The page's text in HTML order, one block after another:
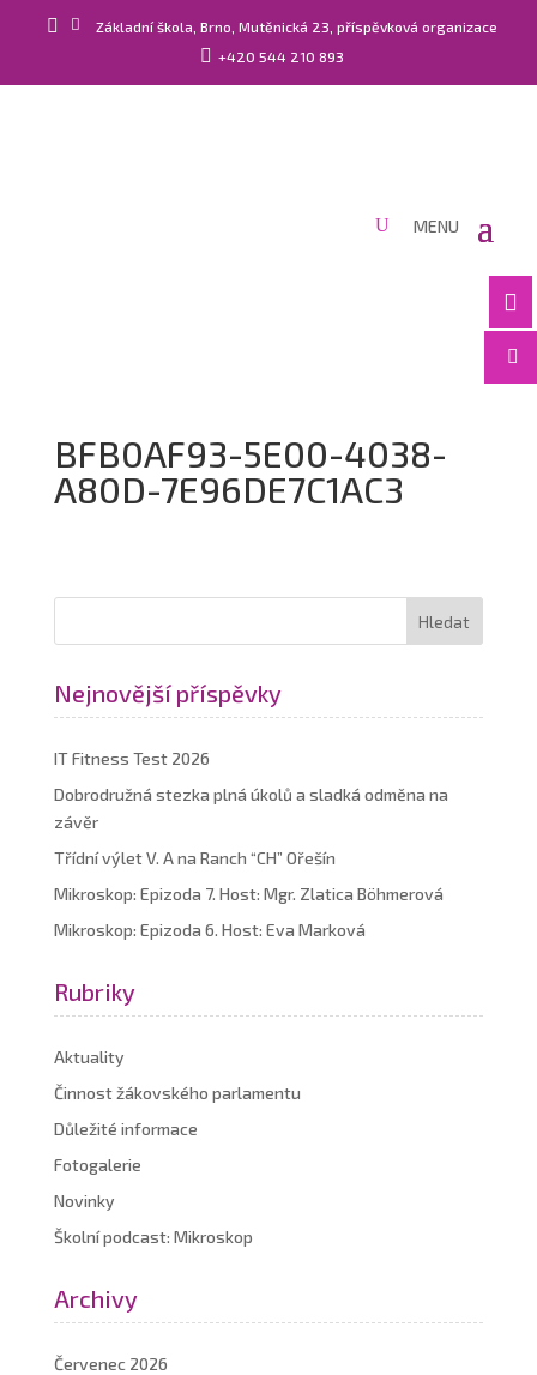
  Základní škola, Brno, Mutěnická 23, příspěvková organizace
 +420 544 210 893


BFB0AF93-5E00-4038-
A80D-7E96DE7C1AC3
Nejnovější příspěvky
IT Fitness Test 2026
Dobrodružná stezka plná úkolů a sladká odměna na
závěr
Třídní výlet V. A na Ranch “CH” Ořešín
Mikroskop: Epizoda 7. Host: Mgr. Zlatica Böhmerová
Mikroskop: Epizoda 6. Host: Eva Marková
Rubriky
Aktuality
Činnost žákovského parlamentu
Důležité informace
Fotogalerie
Novinky
Školní podcast: Mikroskop
Archivy
Červenec 2026